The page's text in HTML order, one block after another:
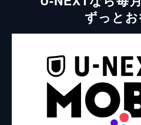
ずっとお